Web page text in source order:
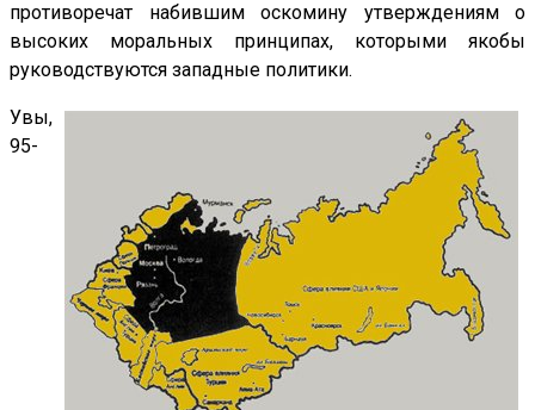
противоречат набившим оскомину утверждениям о
высоких моральных принципах, которыми якобы
руководствуются западные политики.
Увы,
95-